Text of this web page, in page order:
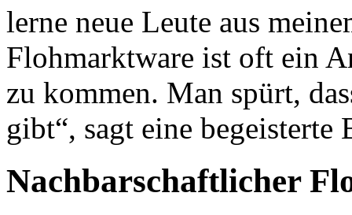
lerne neue Leute aus
Flohmarktware ist oft ein
zu kommen. Man spürt,
gibt“, sagt eine begeisterte
Nachbarschaftlicher